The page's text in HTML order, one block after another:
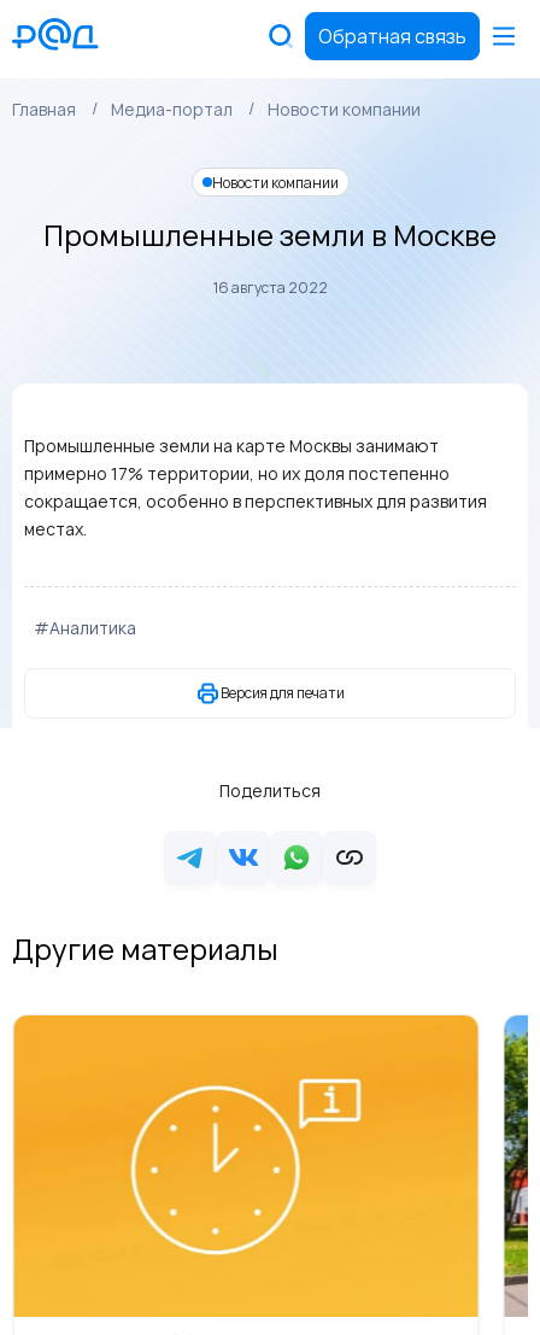
Обратная связь
Главная Медиа-портал Новости компании
Новости компании
Промышленные земли в Москве
16 августа 2022
Промышленные земли на карте Москвы занимают
примерно 17% территории, но их доля постепенно
сокращается, особенно в перспективных для развития
местах.
#Аналитика
Версия для печати
Поделиться
Другие материалы